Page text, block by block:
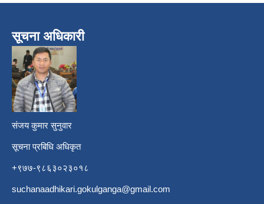
सूचना अधिकारी
संजय कुमार सुनुवार
सूचना प्रबिधि अधिकृत
+९७७-९८६३०२३०१८
suchanaadhikari.gokulganga@gmail.com